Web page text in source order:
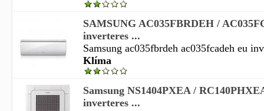
SAMSUNG AC035FBRDEH /
inverteres ...
Samsung ac035fbrdeh ac035fcadeh eu
Klíma
Samsung NS1404PXEA /
inverteres ...